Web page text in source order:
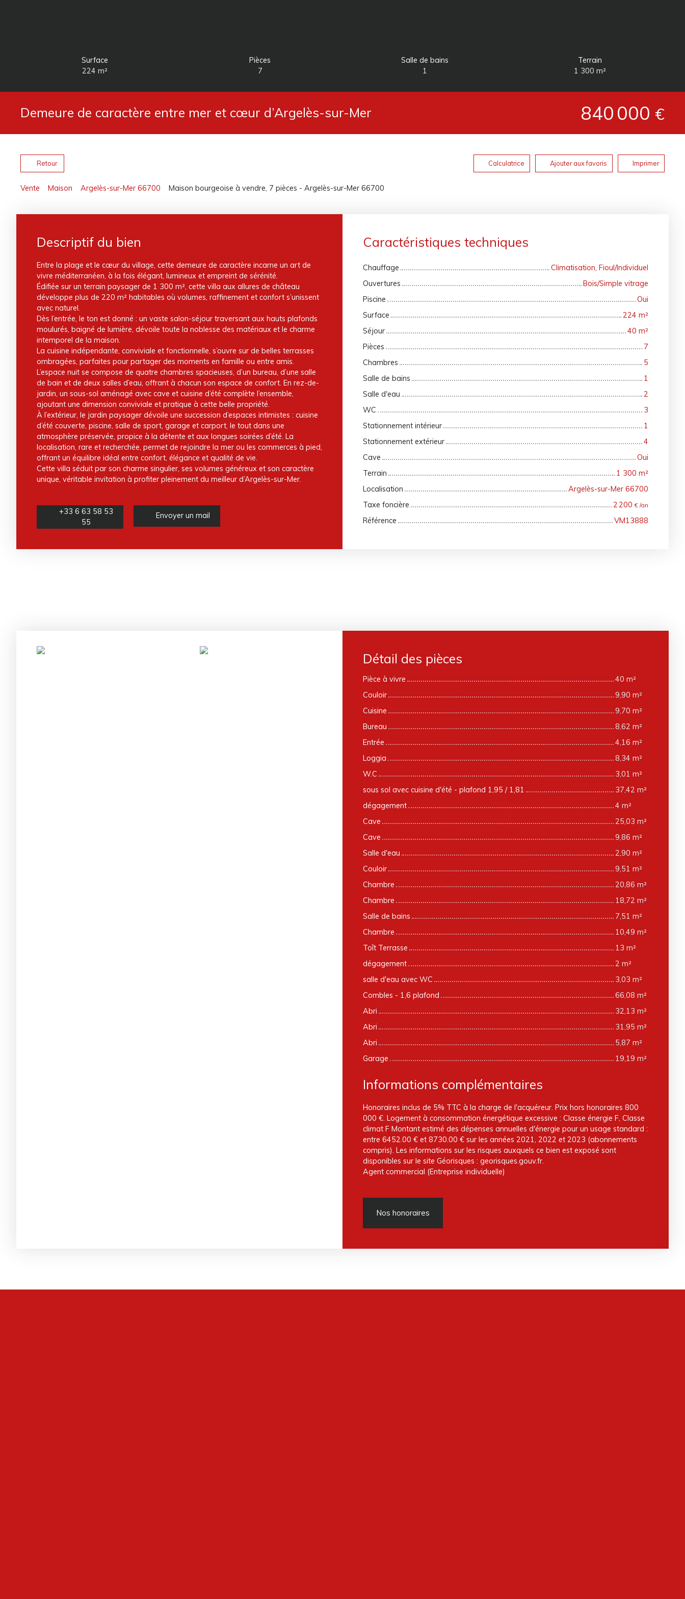
Surface
224m²
Pièces
7
Salle de bains
1
Terrain
1 300m²
Demeure de caractère entre mer et cœur d’Argelès-sur-Mer 840 000 €
Retour Calculatrice Ajouter aux favoris Imprimer
Vente Maison Argelès-sur-Mer 66700 Maison bourgeoise à vendre, 7 pièces - Argelès-sur-Mer 66700
Descriptif du bien
Entre la plage et le cœur du village, cette demeure de caractère incarne un art de
vivre méditerranéen, à la fois élégant, lumineux et empreint de sérénité.
Édifiée sur un terrain paysager de 1 300 m², cette villa aux allures de château
développe plus de 220 m² habitables où volumes, raffinement et confort s’unissent
avec naturel.
Dès l’entrée, le ton est donné : un vaste salon-séjour traversant aux hauts plafonds
moulurés, baigné de lumière, dévoile toute la noblesse des matériaux et le charme
intemporel de la maison.
La cuisine indépendante, conviviale et fonctionnelle, s’ouvre sur de belles terrasses
ombragées, parfaites pour partager des moments en famille ou entre amis.
L’espace nuit se compose de quatre chambres spacieuses, d’un bureau, d’une salle
de bain et de deux salles d’eau, offrant à chacun son espace de confort. En rez-de-
jardin, un sous-sol aménagé avec cave et cuisine d’été complète l’ensemble,
ajoutant une dimension conviviale et pratique à cette belle propriété.
À l’extérieur, le jardin paysager dévoile une succession d’espaces intimistes : cuisine
d’été couverte, piscine, salle de sport, garage et carport, le tout dans une
atmosphère préservée, propice à la détente et aux longues soirées d’été. La
localisation, rare et recherchée, permet de rejoindre la mer ou les commerces à pied,
offrant un équilibre idéal entre confort, élégance et qualité de vie.
Cette villa séduit par son charme singulier, ses volumes généreux et son caractère
unique, véritable invitation à profiter pleinement du meilleur d’Argelès-sur-Mer.
+33 6 63 58 53
55
Envoyer un mail
Caractéristiques techniques
Chauffage
Climatisation, Fioul/Individuel
Ouvertures
Bois/Simple vitrage
Piscine
Oui
Surface
224 m²
Séjour
40 m²
Pièces
7
Chambres
5
Salle de bains
1
Salle d'eau
2
WC
3
Stationnement intérieur
1
Stationnement extérieur
4
Cave
Oui
Terrain
1 300 m²
Localisation
Argelès-sur-Mer 66700
Taxe foncière
2 200€ /an
Référence VM13888
Détail des pièces
Pièce à vivre
40 m²
Couloir
9,90 m²
Cuisine
9,70 m²
Bureau
8,62 m²
Entrée
4,16 m²
Loggia
8,34 m²
W.C
3,01 m²
sous sol avec cuisine d'été - plafond 1,95 / 1,81
37,42 m²
dégagement
4 m²
Cave
25,03 m²
Cave
9,86 m²
Salle d'eau
2,90 m²
Couloir
9,51 m²
Chambre
20,86 m²
Chambre
18,72 m²
Salle de bains
7,51 m²
Chambre
10,49 m²
Toît Terrasse
13 m²
dégagement
2 m²
salle d'eau avec WC
3,03 m²
Combles - 1,6 plafond
66,08 m²
Abri
32,13 m²
Abri
31,95 m²
Abri
5,87 m²
Garage
19,19 m²
Informations complémentaires
Honoraires inclus de 5% TTC à la charge de l'acquéreur. Prix hors honoraires 800
000 €. Logement à consommation énergétique excessive : Classe énergie F, Classe
climat F Montant estimé des dépenses annuelles d'énergie pour un usage standard :
entre 6452.00 € et 8730.00 € sur les années 2021, 2022 et 2023 (abonnements
compris). Les informations sur les risques auxquels ce bien est exposé sont
disponibles sur le site Géorisques : georisques.gouv.fr.
Agent commercial (Entreprise individuelle)
Nos honoraires